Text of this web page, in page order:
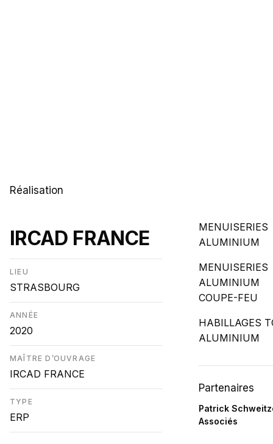
Réalisation
IRCAD FRANCE
LIEU
STRASBOURG
ANNÉE
2020
MAÎTRE D’OUVRAGE
IRCAD FRANCE
TYPE
ERP
MENUISERIES
ALUMINIUM
MENUISERIES
ALUMINIUM
COUPE-FEU
HABILLAGES
ALUMINIUM
Partenaires
Patrick
Associés